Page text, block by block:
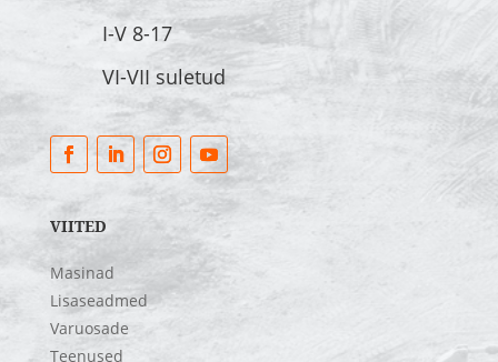
I-V 8-17
VI-VII suletud
VIITED
Masinad
Lisaseadmed
Varuosade
Teenused